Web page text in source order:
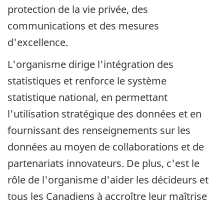
protection de la vie privée, des
communications et des mesures
d'excellence.
L'organisme dirige l'intégration des
statistiques et renforce le système
statistique national, en permettant
l'utilisation stratégique des données et en
fournissant des renseignements sur les
données au moyen de collaborations et de
partenariats innovateurs. De plus, c'est le
rôle de l'organisme d'aider les décideurs et
tous les Canadiens à accroître leur maîtrise